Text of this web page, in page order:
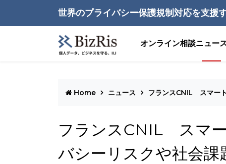
世界のプライバシー保護規制対応を支援
オンライン相談ニュー
Home ニュース フランスCNIL スマー
フランスCNIL スマ
バシーリスクや社会